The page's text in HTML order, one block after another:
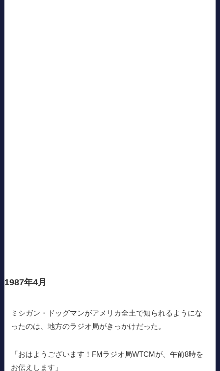
1987年4月
ミシガン・ドッグマンがアメリカ全土で知られるようにな
ったのは、地方のラジオ局がきっかけだった。
「おはようございます！FMラジオ局WTCMが、午前8時を
お伝えします」